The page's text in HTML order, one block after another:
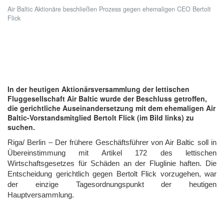
Air Baltic Aktionäre beschließen Prozess gegen ehemaligen CEO Bertolt
Flick
In der heutigen Aktionärsversammlung der lettischen
Fluggesellschaft Air Baltic wurde der Beschluss getroffen,
die gerichtliche Auseinandersetzung mit dem ehemaligen Air
Baltic-Vorstandsmitglied Bertolt Flick (im Bild links) zu
suchen.
Riga/ Berlin – Der frühere Geschäftsführer von Air Baltic soll in
Übereinstimmung mit Artikel 172 des lettischen
Wirtschaftsgesetzes für Schäden an der Fluglinie haften. Die
Entscheidung gerichtlich gegen Bertolt Flick vorzugehen, war
der einzige Tagesordnungspunkt der heutigen
Hauptversammlung.